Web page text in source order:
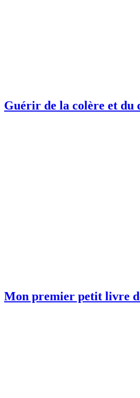
Guérir de la colère et du
Mon premier petit livre